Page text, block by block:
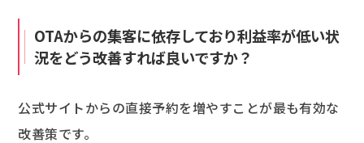
OTAからの集客に依存しており利益率が低い状
況をどう改善すれば良いですか？
公式サイトからの直接予約を増やすことが最も有効な
改善策です。